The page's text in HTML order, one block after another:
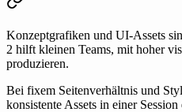
Konzeptgrafiken und UI-Assets
2 hilft kleinen Teams, mit hoher
produzieren.
Bei fixem Seitenverhältnis und
konsistente Assets in einer